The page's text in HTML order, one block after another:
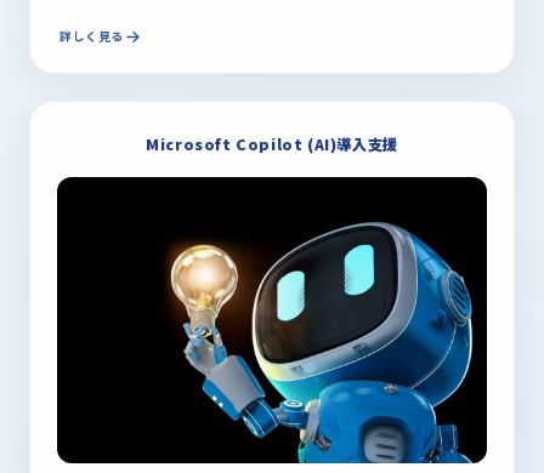
詳しく見る
Microsoft Copilot (AI)導入支援